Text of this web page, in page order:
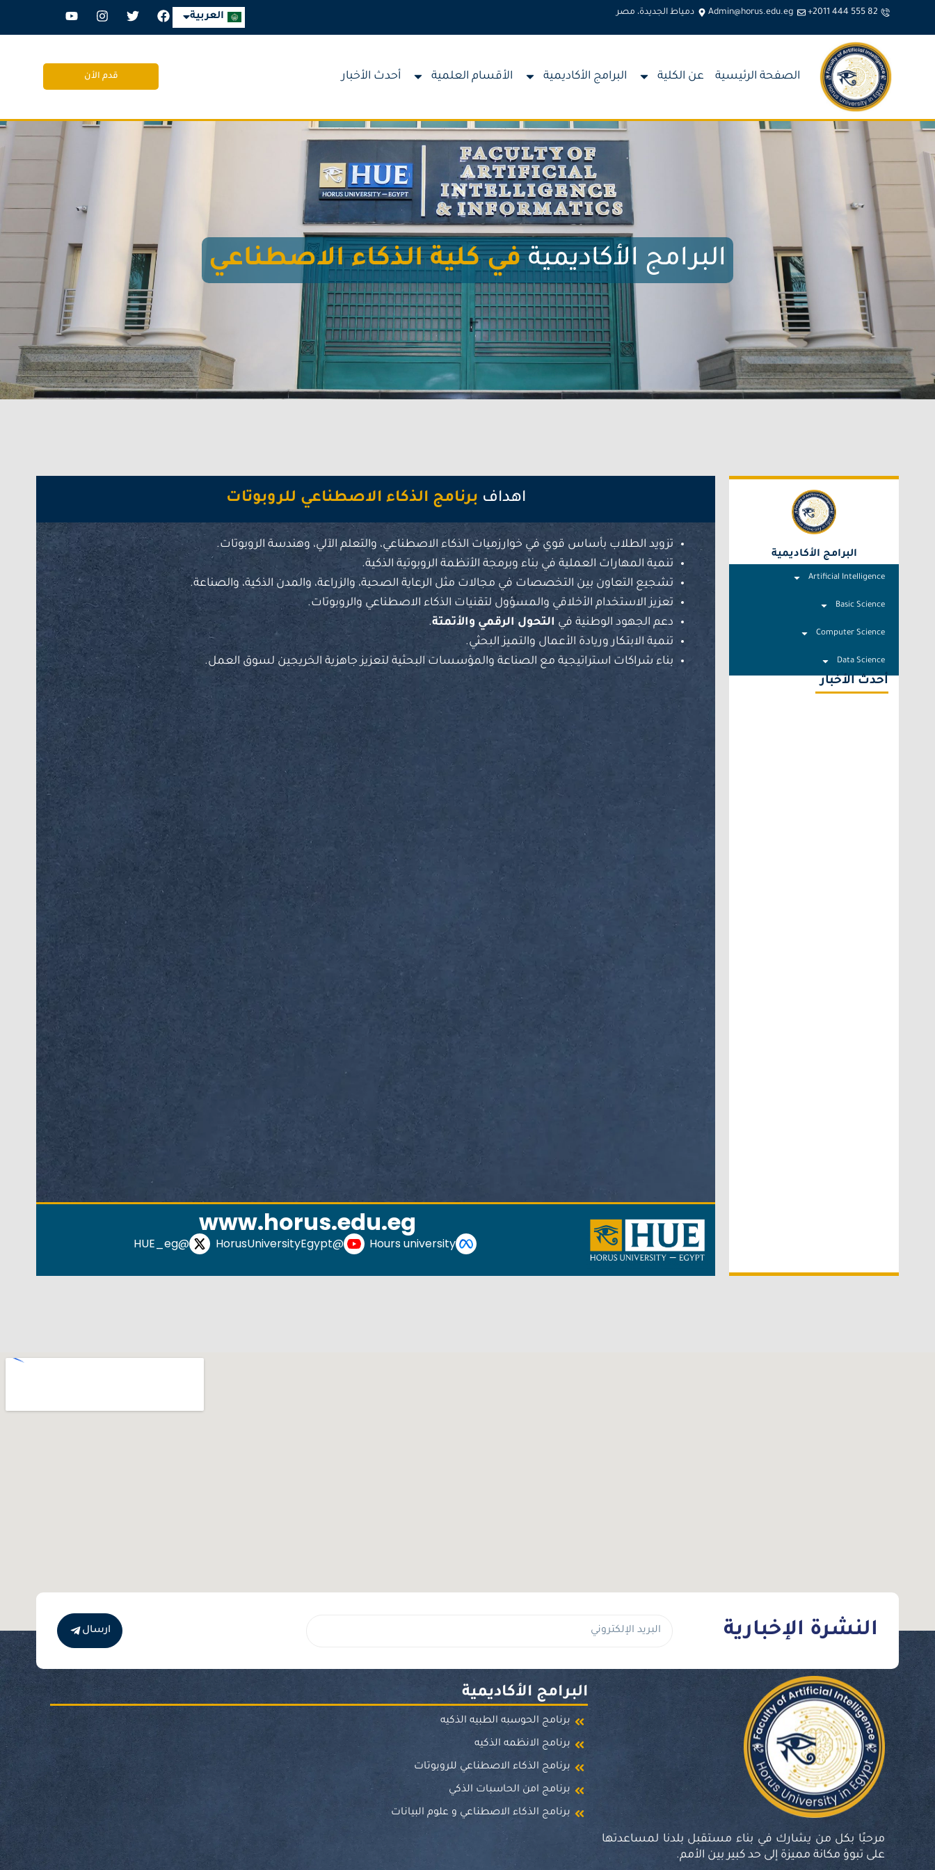
+2011 444 555 82
Admin@horus.edu.eg دمياط الجديدة، مصر العربية
English
الصفحة الرئيسية عن الكلية البرامج الأكاديمية الأقسام العلمية أحدث الأخبار قدم الأن
البرامج الأكاديميةفي كلية الذكاء الاصطناعي
البرامج الأكاديمية
Artificial Intelligence
Basic Science
Computer Science
Data Science
أحدث الأخبار
اهداف برنامج الذكاء الاصطناعي للروبوتات
تزويد الطلاب بأساس قوي في خوارزميات الذكاء الاصطناعي، والتعلم الآلي، وهندسة الروبوتات.
تنمية المهارات العملية في بناء وبرمجة الأنظمة الروبوتية الذكية.
تشجيع التعاون بين التخصصات في مجالات مثل الرعاية الصحية، والزراعة، والمدن الذكية، والصناعة.
تعزيز الاستخدام الأخلاقي والمسؤول لتقنيات الذكاء الاصطناعي والروبوتات.
دعم الجهود الوطنية في التحول الرقمي والأتمتة.
تنمية الابتكار وريادة الأعمال والتميز البحثي.
بناء شراكات استراتيجية مع الصناعة والمؤسسات البحثية لتعزيز جاهزية الخريجين لسوق العمل.
www.horus.edu.eg
Hours university
@HorusUniversityEgypt
@HUE_eg
النشرة الإخبارية ارسال
مرحبًا بكل من يشارك في بناء مستقبل بلدنا لمساعدتها
على تبوؤ مكانة مميزة إلى حد كبير بين الأمم.
البرامج الأكاديمية
برنامج الحوسبه الطبيه الذكيه
برنامج الانظمه الذكيه
برنامج الذكاء الاصطناعي للروبوتات
برنامج امن الحاسبات الذكي
برنامج الذكاء الاصطناعي و علوم البيانات